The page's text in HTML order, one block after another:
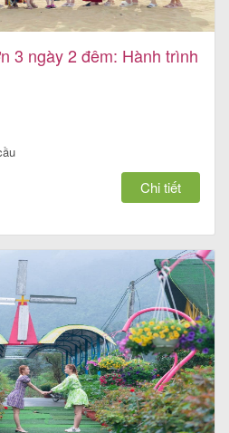
3 ngày 2 đêm: Hành trình
Chi tiết